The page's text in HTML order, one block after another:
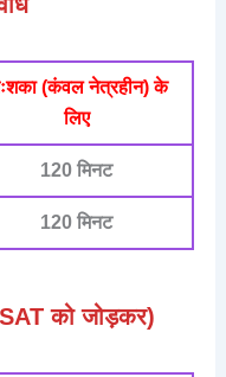
(कंवल नेत्रहीन) के
लिए
120 मिनट
120 मिनट
को जोड़कर)